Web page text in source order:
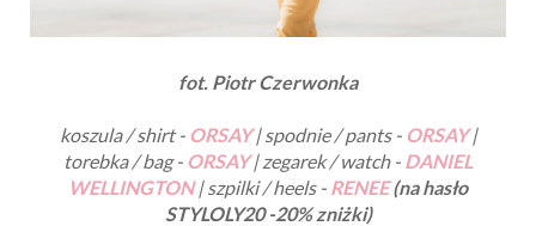
fot. Piotr Czerwonka
koszula / shirt - ORSAY| spodnie / pants - ORSAY|
torebka / bag - ORSAY| zegarek / watch - DANIEL
WELLINGTON| szpilki / heels - RENEE(na hasło
STYLOLY20 -20% zniżki)